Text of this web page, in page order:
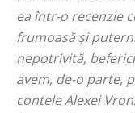
ea într-o recenzie
frumoasă și
nepotrivită,
avem, de-o parte,
contele Alexei